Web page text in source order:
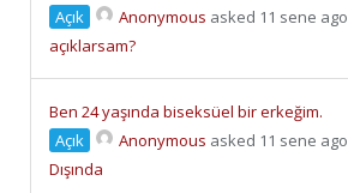
Açık
Anonymous asked 11 sene ago
açıklarsam?
Ben 24 yaşında biseksüel bir erkeğim.
Açık
Anonymous asked 11 sene ago
Dışında